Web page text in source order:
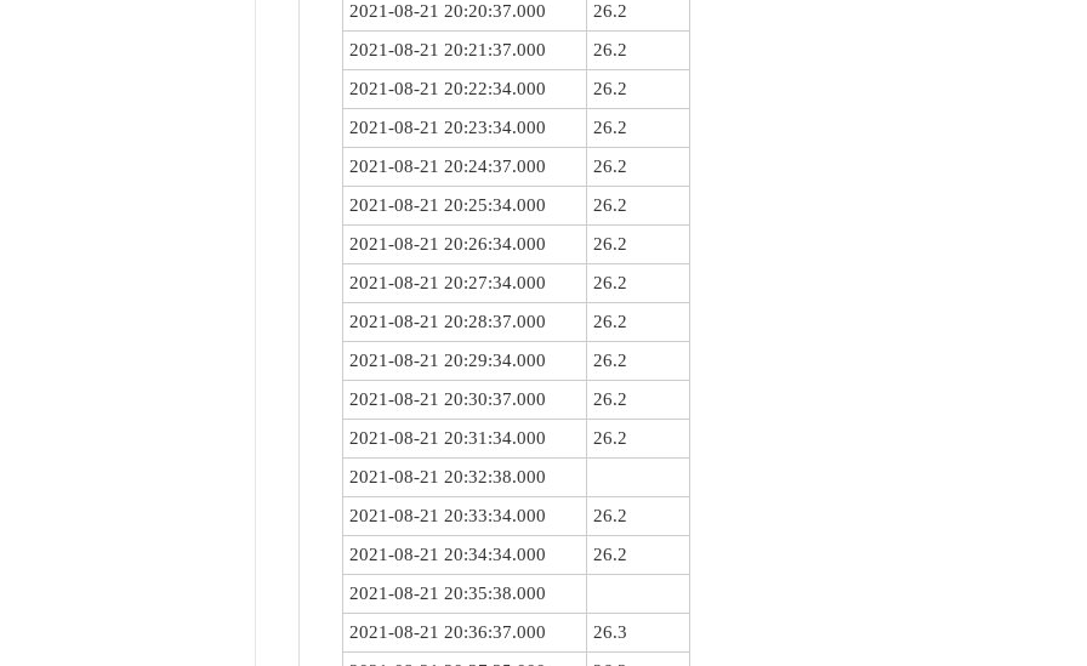
2021-08-21 20:20:37.000
26.2
2021-08-21 20:21:37.000
26.2
2021-08-21 20:22:34.000
26.2
2021-08-21 20:23:34.000
26.2
2021-08-21 20:24:37.000
26.2
2021-08-21 20:25:34.000
26.2
2021-08-21 20:26:34.000
26.2
2021-08-21 20:27:34.000
26.2
2021-08-21 20:28:37.000
26.2
2021-08-21 20:29:34.000
26.2
2021-08-21 20:30:37.000
26.2
2021-08-21 20:31:34.000
26.2
2021-08-21 20:32:38.000
2021-08-21 20:33:34.000
26.2
2021-08-21 20:34:34.000
26.2
2021-08-21 20:35:38.000
2021-08-21 20:36:37.000
26.3